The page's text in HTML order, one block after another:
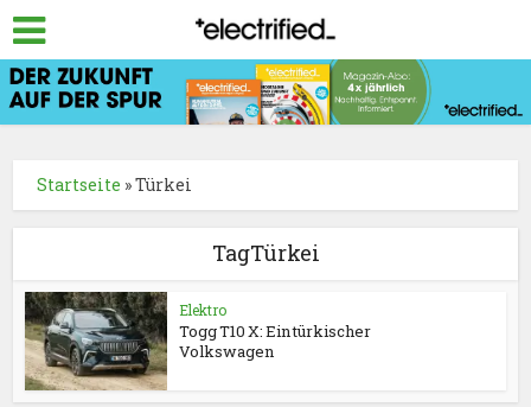
Startseite »Türkei
TagTürkei
Elektro
Togg T10 X: Ein türkischer
Volkswagen